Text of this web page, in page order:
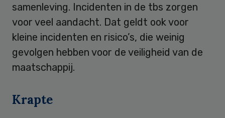
samenleving. Incidenten in de tbs zorgen
voor veel aandacht. Dat geldt ook voor
kleine incidenten en risico’s, die weinig
gevolgen hebben voor de veiligheid van de
maatschappij.
Krapte